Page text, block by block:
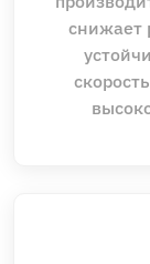
снижает